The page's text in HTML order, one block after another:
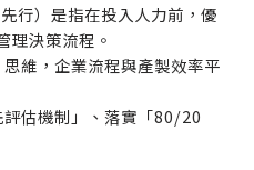
）是指在投入人力前，優
理決策流程。
維，企業流程與產製效率平
估機制」、落實「80/20